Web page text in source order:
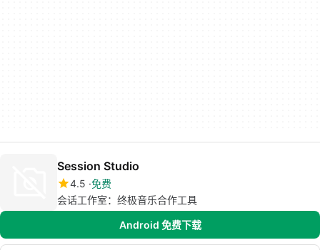
Session Studio
4.5 免费
会话工作室：终极音乐合作工具
Android 免费下载